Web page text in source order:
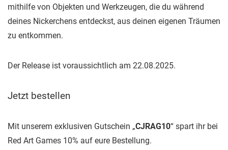
mithilfe von Objekten und Werkzeugen, die du während
deines Nickerchens entdeckst, aus deinen eigenen Träumen
zu entkommen.
Der Release ist voraussichtlich am 22.08.2025.
Jetzt bestellen
Mit unserem exklusiven Gutschein „CJRAG10“ spart ihr bei
Red Art Games 10% auf eure Bestellung.